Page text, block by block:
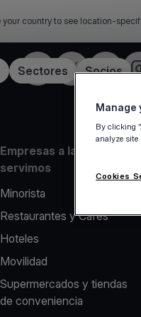
your country to see location-
Sectores Socios
Facebook
X LinkedIn
Empresas a las que
servimos
Minorista
Restaurantes y Cafés
Hoteles
Movilidad
Supermercados y tiendas
de conveniencia
Manage
By clicking
analyze
Cookies